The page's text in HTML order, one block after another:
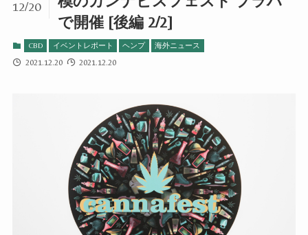
で開催 [後編 2/2]
12/20
CBD イベントレポート ヘンプ 海外ニュース
2021.12.20 2021.12.20